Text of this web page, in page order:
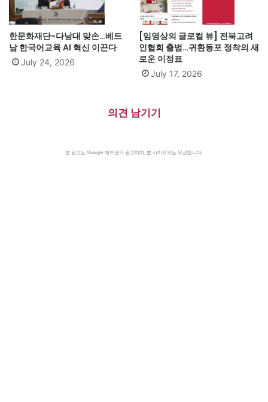
한문화재단-다낭대 맞손…베트
남 한국어교육 AI 혁신 이끈다
July 24, 2026
[임영상의 글로컬 뷰] 전북고려
인협회 출범…귀환동포 정착의 새
로운 이정표
July 17, 2026
의견 남기기
본 광고는 Google 애드센스 광고이며, 본 사이트와는 무관합니다.